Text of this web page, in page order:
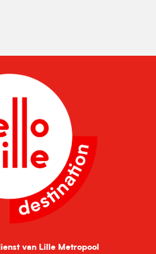
van Lille Metropool